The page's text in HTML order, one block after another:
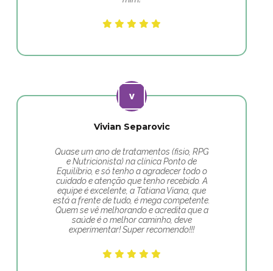
Vivian Separovic
Quase um ano de tratamentos (fisio, RPG
e Nutricionista) na clínica Ponto de
Equilíbrio, e só tenho a agradecer todo o
cuidado e atenção que tenho recebido. A
equipe é excelente, a Tatiana Viana, que
está a frente de tudo, é mega competente.
Quem se vê melhorando e acredita que a
saúde é o melhor caminho, deve
experimentar! Super recomendo!!!